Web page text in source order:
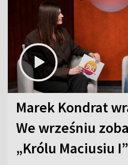
Marek Kondrat
We wrześniu
„Królu Maciusiu I”